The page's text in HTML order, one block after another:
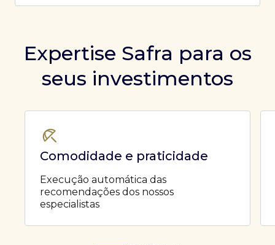
Expertise Safra para os
seus investimentos
Comodidade e praticidade
Execução automática das
recomendações dos nossos
especialistas